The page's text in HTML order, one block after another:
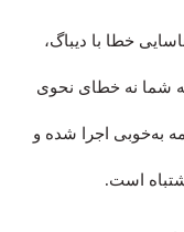
خطا با دیباگ،
شما نه خطای نحوی
به‌خوبی اجرا شده و
است.